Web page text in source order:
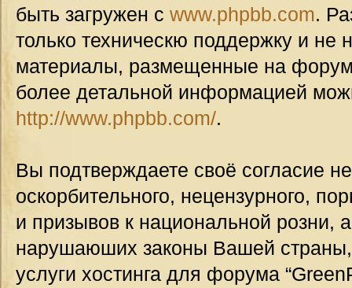
быть загружен с www.phpbb.com.
только техническю поддержку и не
материалы, размещенные на
более детальной информацией
http://www.phpbb.com/.
Вы подтверждаете своё согласие
оскорбительного, нецензурного,
и призывов к национальной розни,
нарушаюших законы Вашей страны,
услуги хостинга для форума